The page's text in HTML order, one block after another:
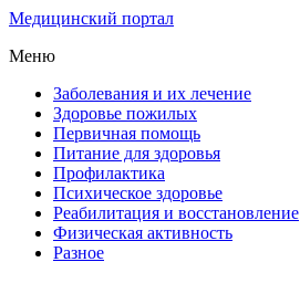
Медицинский портал
Меню
Заболевания и их лечение
Здоровье пожилых
Первичная помощь
Питание для здоровья
Профилактика
Психическое здоровье
Реабилитация и восстановление
Физическая активность
Разное